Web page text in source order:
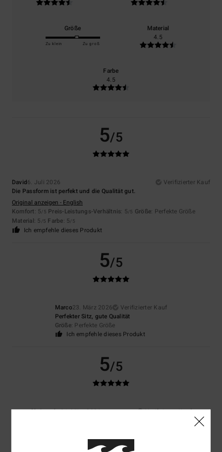
Größe
Zu klein Zu groß
Material
4.5
Farbe
4.5
5/5
David6. Juli 2026
Verifizierter Kauf
Die Passform ist perfekt und die Qualität gut.
Original anzeigen - English
Komfort: 5/5 Preis-Leistungs-Verhältnis: 5/5 Größe: Perfekte Größe
Material: 5 /5 Farbe: 5/5
Ich empfehle dieses Produkt
5/5
Marco23. März 2026
Verifizierter Kauf
Perfekter Sitz, gute Qualität
Größe: Perfekte Größe
Ich empfehle dieses Produkt
5/5
Christophe21. März 2026
Verifizierter Kauf
: Perfekte GrößeMaterial